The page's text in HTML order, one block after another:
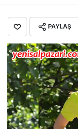
PAYLAŞ